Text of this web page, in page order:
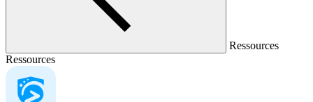
Ressources
Ressources